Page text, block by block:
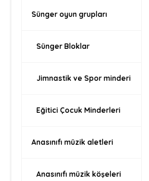
Sünger oyun grupları
Sünger Bloklar
Jimnastik ve Spor minderi
Eğitici Çocuk Minderleri
Anasınıfı müzik aletleri
Anasınıfı müzik köşeleri